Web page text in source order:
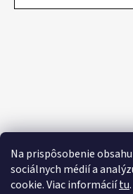
Na prispôsobenie
sociálnych médií a
cookie. Viac informáciítu.